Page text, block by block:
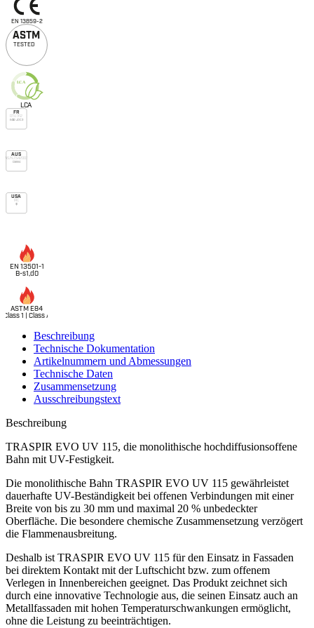
EN 13859-2
TESTED
ASTM
LCA
LCA
FR
DTU 31.2
E450 J0 C3
AUS
AS/NZS 4200.1
Class 4
USA
IRC
EN 13501-1
B-s1,d0
ASTM E84
Class 1 | Class A
Beschreibung
Technische Dokumentation
Artikelnummern und Abmessungen
Technische Daten
Zusammensetzung
Ausschreibungstext
Beschreibung
TRASPIR EVO UV 115, die monolithische hochdiffusionsoffene
Bahn mit UV-Festigkeit.
Die monolithische Bahn TRASPIR EVO UV 115 gewährleistet
dauerhafte UV-Beständigkeitbei offenen Verbindungen mit einer
Breite von bis zu 30 mm und maximal 20 % unbedeckter
Oberfläche. Die besondere chemische Zusammensetzung verzögert
die Flammenausbreitung.
Deshalb ist TRASPIR EVO UV 115 für den Einsatz in Fassaden
bei direktem Kontakt mit der Luftschicht bzw. zum offenem
Verlegen in Innenbereichen geeignet. Das Produkt zeichnet sich
durch eine innovative Technologie aus, die seinen Einsatz auch an
Metallfassaden mit hohen Temperaturschwankungen ermöglicht,
ohne die Leistung zu beeinträchtigen.